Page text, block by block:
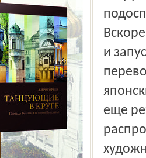
и
еще